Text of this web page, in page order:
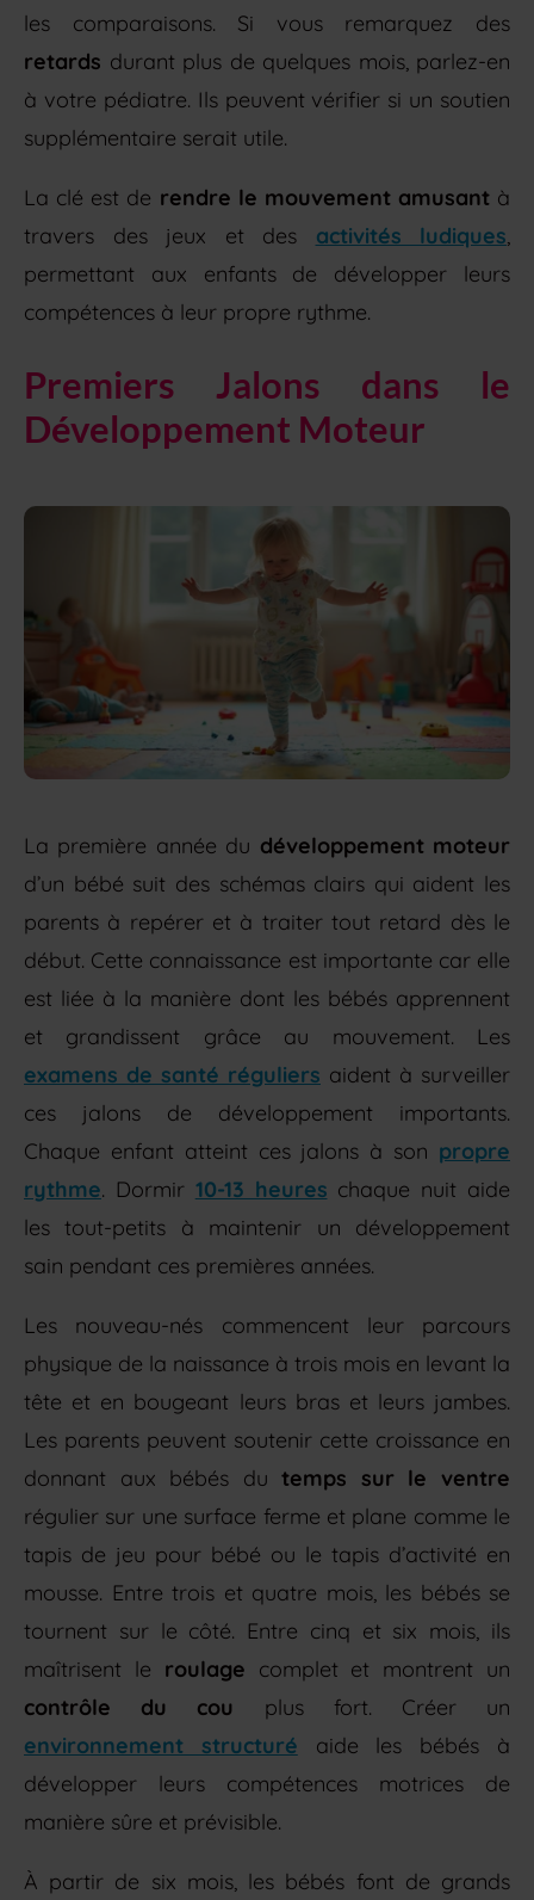
les comparaisons. Si vous remarquez des
retards durant plus de quelques mois, parlez-en
à votre pédiatre. Ils peuvent vérifier si un soutien
supplémentaire serait utile.
La clé est de rendre le mouvement amusantà
travers des jeux et des activités ludiques,
permettant aux enfants de développer leurs
compétences à leur propre rythme.
Premiers Jalons dans le
Développement Moteur
La première année du développement moteur
d’un bébé suit des schémas clairs qui aident les
parents à repérer et à traiter tout retard dès le
début. Cette connaissance est importante car elle
est liée à la manière dont les bébés apprennent
et grandissent grâce au mouvement. Les
examens de santé réguliers aident à surveiller
ces jalons de développement importants.
Chaque enfant atteint ces jalons à son propre
rythme. Dormir 10-13 heures chaque nuit aide
les tout-petits à maintenir un développement
sain pendant ces premières années.
Les nouveau-nés commencent leur parcours
physique de la naissance à trois mois en levant la
tête et en bougeant leurs bras et leurs jambes.
Les parents peuvent soutenir cette croissance en
donnant aux bébés dutemps sur le ventre
régulier sur une surface ferme et plane comme le
tapis de jeu pour bébé ou le tapis d’activité en
mousse. Entre trois et quatre mois, les bébés se
tournent sur le côté. Entre cinq et six mois, ils
maîtrisent le roulage complet et montrent un
contrôle du cou plus fort. Créer un
environnement structuré aide les bébés à
développer leurs compétences motrices de
manière sûre et prévisible.
À partir de six mois, les bébés font de grands